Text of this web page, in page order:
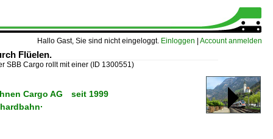
Hallo Gast, Sie sind nicht eingeloggt. Einloggen Account anmelden
Flüelen.
SBB Cargo rollt mit einer (ID 1300551)
Cargo AG seit 1999